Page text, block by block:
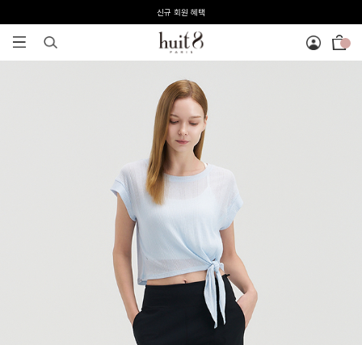
전 회원 무료배송 / 1회 사이즈 교환 무료